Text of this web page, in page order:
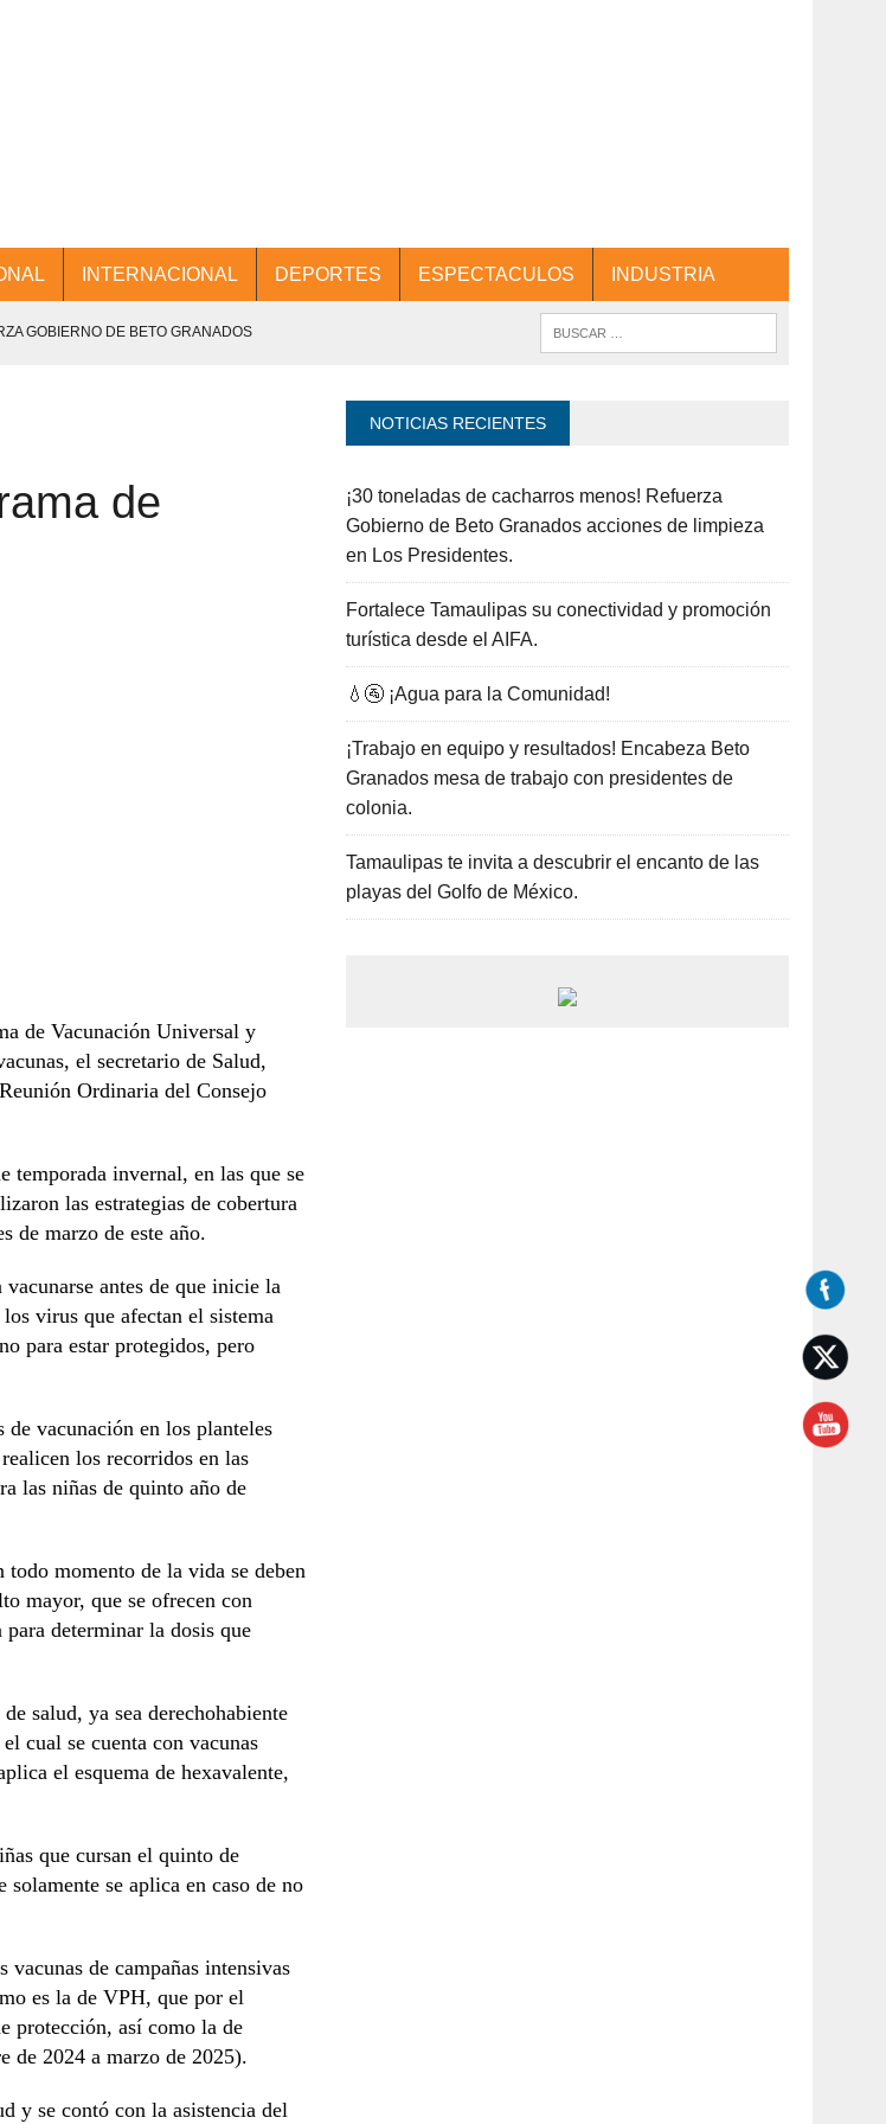
INTERNACIONAL DEPORTES ESPECTACULOS INDUSTRIA
GOBIERNO DE BETO GRANADOS
MESA DE TRABAJO CON PRESIDENTES
GOLFO DE MÉXICO.
de
de Vacunación Universal y
el secretario de Salud,
Ordinaria del Consejo
temporada invernal, en las que se
las estrategias de cobertura
de marzo de este año.
antes de que inicie la
virus que afectan el sistema
para estar protegidos, pero
de vacunación en los planteles
los recorridos en las
las niñas de quinto año de
momento de la vida se deben
mayor, que se ofrecen con
determinar la dosis que
salud, ya sea derechohabiente
cual se cuenta con vacunas
el esquema de hexavalente,
que cursan el quinto de
se aplica en caso de no
de campañas intensivas
es la de VPH, que por el
protección, así como la de
de 2024 a marzo de 2025).
y se contó con la asistencia del
NOTICIAS RECIENTES
¡30 toneladas de cacharros menos! Refuerza
Gobierno de Beto Granados acciones de limpieza
en Los Presidentes.
Fortalece Tamaulipas su conectividad y promoción
turística desde el AIFA.
💧🚰 ¡Agua para la Comunidad!
¡Trabajo en equipo y resultados! Encabeza Beto
Granados mesa de trabajo con presidentes de
colonia.
Tamaulipas te invita a descubrir el encanto de las
playas del Golfo de México.